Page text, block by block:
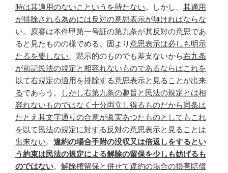
時は其適用のないこというを待たない。しかし、 其適用
が排除される為めには反対の意思表示が無ければならな
い。原審は本件甲第一号証の第九条が其反対の意思であ
ると見たものの様でめる。固より意思表示は必しも明示
たるを要しない。黙示的のものでも差支ないから右九条
が前記民法の規定と相容れないものであるならばこれを
以て右規定の適用を排除する意思表示と見ることが出来
るであらう。
しかし右第九条の趣旨と民法の規定とは相
容れないものではなく十分両立し得るものだから同条は
たとえ其文字通りの合意が眞実あつたものとしてもこれ
を以て民法の規定に対する反対の意思表示と見ることは
出来ない。 違約の場合手附の没収又は倍返しをするとい
う約束は民法の規定による解除の留保を少しも妨げるも
のではない。 解除権留保と併せて違約の場合の損害賠償